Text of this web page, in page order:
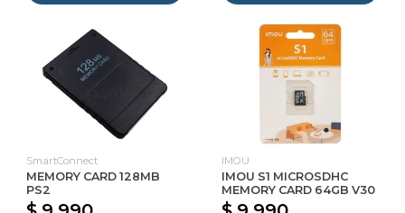
SmartConnect
MEMORY CARD 128MB
PS2
IMOU
IMOU S1 MICROSDHC
MEMORY CARD 64GB V30